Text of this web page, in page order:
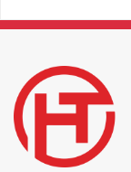
field
left
blank